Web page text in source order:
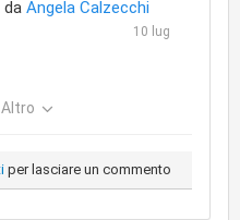
Angela Calzecchi
10 lug
per lasciare un commento